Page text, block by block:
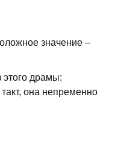
значение –
этого драмы:
она непременно